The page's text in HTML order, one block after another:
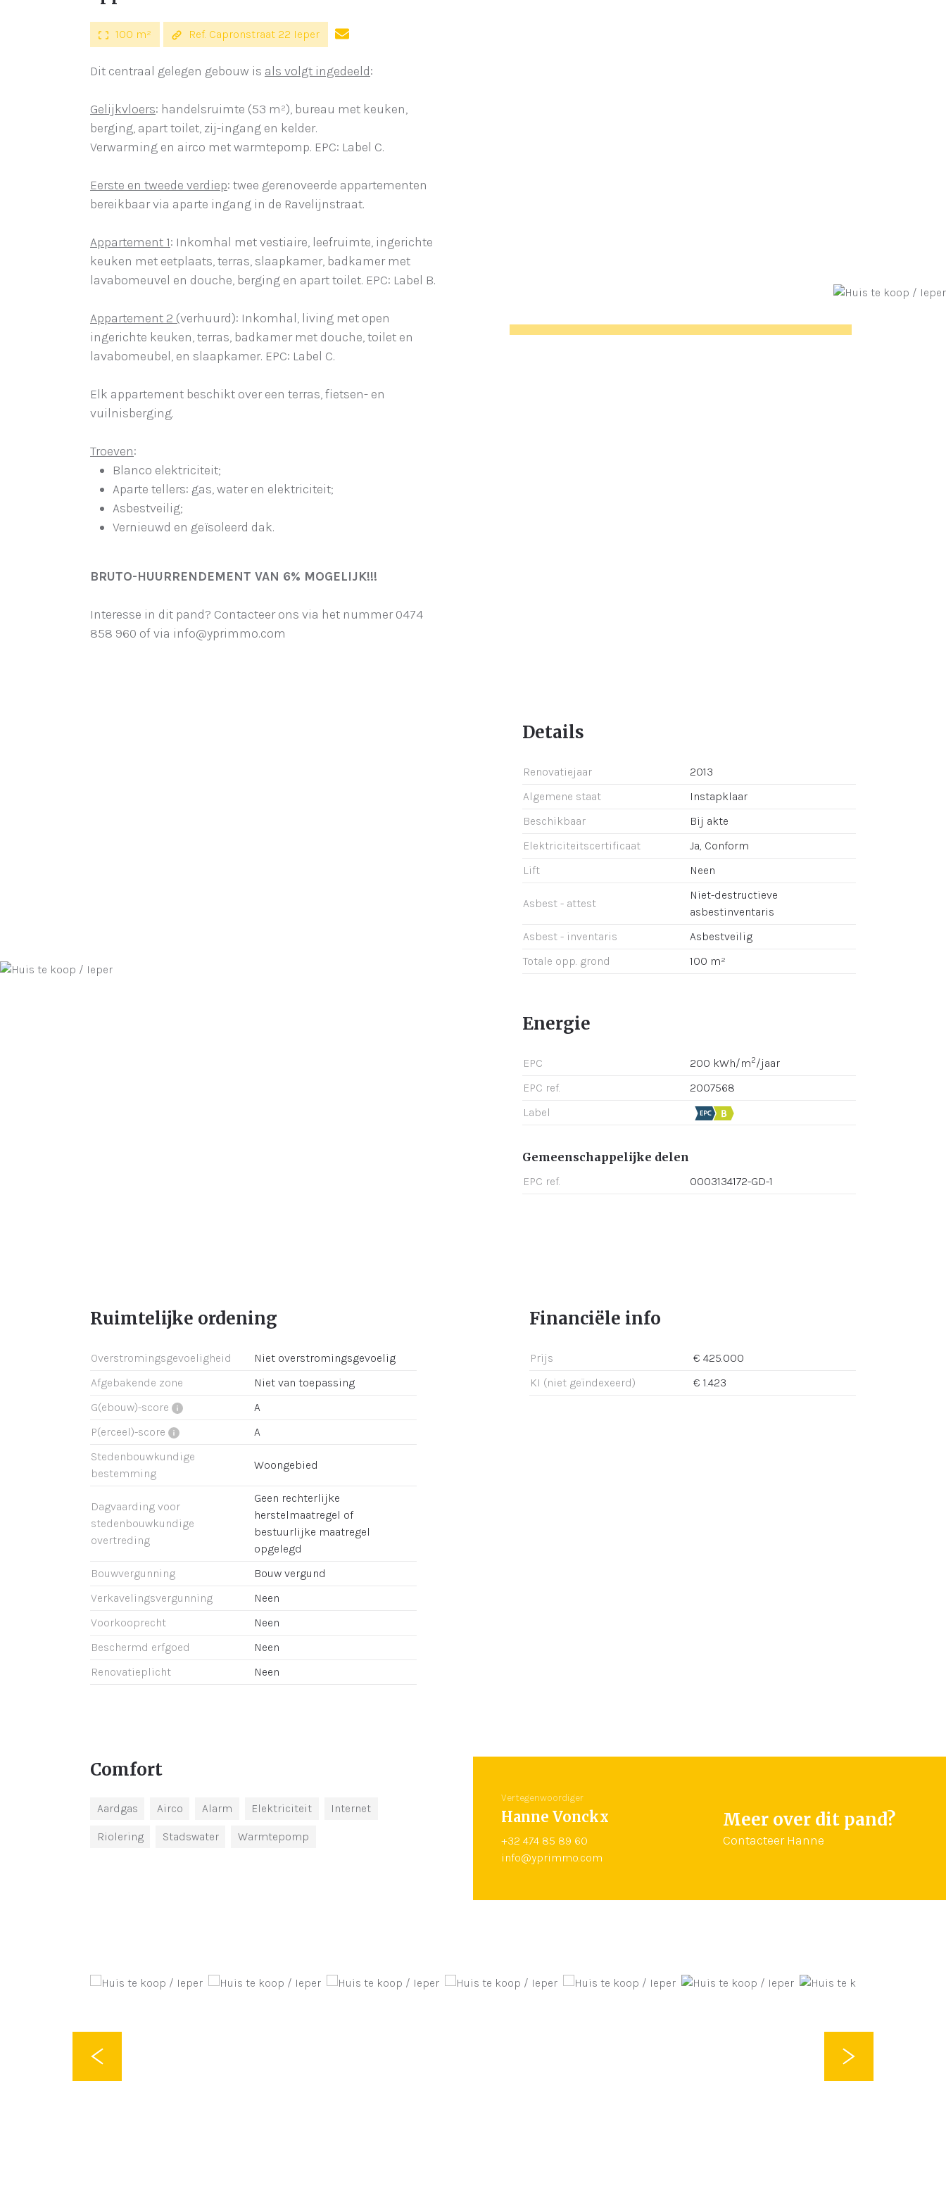
100 m² Ref. Capronstraat 22 Ieper
Dit centraal gelegen gebouw is als volgt ingedeeld:
Gelijkvloers: handelsruimte (53 m²), bureau met keuken,
berging, apart toilet, zij-ingang en kelder.
Verwarming en airco met warmtepomp. EPC: Label C.
Eerste en tweede verdiep: twee gerenoveerde appartementen
bereikbaar via aparte ingang in de Ravelijnstraat.
Appartement 1: Inkomhal met vestiaire, leefruimte, ingerichte
keuken met eetplaats, terras, slaapkamer, badkamer met
lavabomeuvel en douche, berging en apart toilet. EPC: Label B.
Appartement 2 (verhuurd): Inkomhal, living met open
ingerichte keuken, terras, badkamer met douche, toilet en
lavabomeubel, en slaapkamer. EPC: Label C.
Elk appartement beschikt over een terras, fietsen- en
vuilnisberging.
Troeven:
Blanco elektriciteit;
Aparte tellers: gas, water en elektriciteit;
Asbestveilig;
Vernieuwd en geïsoleerd dak.
BRUTO-HUURRENDEMENT VAN 6% MOGELIJK!!!
Interesse in dit pand? Contacteer ons via het nummer 0474
858 960 of via info@yprimmo.com
Details
Renovatiejaar
2013
Algemene staat
Instapklaar
Beschikbaar
Bij akte
Elektriciteitscertificaat
Ja, Conform
Lift
Neen
Asbest - attest
Niet-destructieve
asbestinventaris
Asbest - inventaris
Asbestveilig
Totale opp. grond
100 m²
Energie
EPC 200 kWh/m2/jaar
EPC ref.
2007568
Label
Gemeenschappelijke delen
EPC ref. 0003134172-GD-1
Ruimtelijke ordening
Overstromingsgevoeligheid
Niet overstromingsgevoelig
Afgebakende zone
Niet van toepassing
G(ebouw)-score
A
P(erceel)-score
A
Stedenbouwkundige
bestemming
Woongebied
Dagvaarding voor
stedenbouwkundige
overtreding
Geen rechterlijke
herstelmaatregel of
bestuurlijke maatregel
opgelegd
Bouwvergunning
Bouw vergund
Verkavelingsvergunning
Neen
Voorkooprecht
Neen
Beschermd erfgoed
Neen
Renovatieplicht
Neen
Financiële info
Prijs
€ 425.000
KI (niet geïndexeerd)
€ 1.423
Comfort
Aardgas Airco Alarm Elektriciteit Internet
Riolering Stadswater Warmtepomp
Vertegenwoordiger
Hanne Vonckx
+32 474 85 89 60
info@yprimmo.com
Meer over dit pand?
Contacteer Hanne